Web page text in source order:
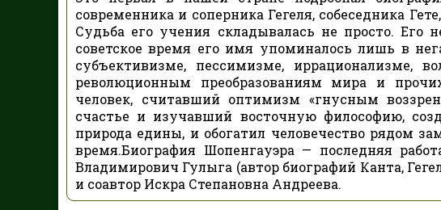
современника и соперника Гегеля, собеседника
Судьба его учения складывалась не просто.
советское время его имя упоминалось лишь в
субъективизме, пессимизме, иррационализме,
революционным преобразованиям мира и
человек, считавший оптимизм «гнусным
счастье и изучавший восточную философию,
природа едины, и обогатил человечество рядом
время.Биография Шопенгауэра — последняя
Владимирович Гулыга (автор биографий Канта,
и соавтор Искра Степановна Андреева.